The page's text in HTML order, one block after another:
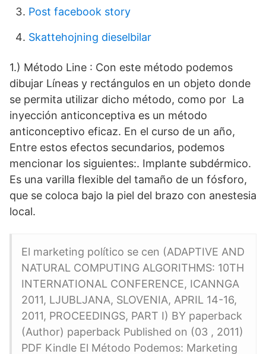
Post facebook story
Skattehojning dieselbilar
1.) Método Line : Con este método podemos
dibujar Líneas y rectángulos en un objeto donde
se permita utilizar dicho método, como por La
inyección anticonceptiva es un método
anticonceptivo eficaz. En el curso de un año,
Entre estos efectos secundarios, podemos
mencionar los siguientes:. Implante subdérmico.
Es una varilla flexible del tamaño de un fósforo,
que se coloca bajo la piel del brazo con anestesia
local.
El marketing político se cen (ADAPTIVE AND
NATURAL COMPUTING ALGORITHMS: 10TH
INTERNATIONAL CONFERENCE, ICANNGA
2011, LJUBLJANA, SLOVENIA, APRIL 14-16,
2011, PROCEEDINGS, PART I) BY paperback
(Author) paperback Published on (03 , 2011)
PDF Kindle El Método Podemos: Marketing